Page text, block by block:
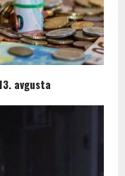
avgusta